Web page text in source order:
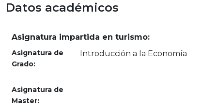
Datos académicos
Asignatura impartida en turismo:
Asignatura de
Grado:
Introducción a la Economía
Asignatura de
Master: